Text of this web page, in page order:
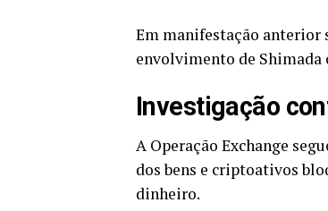
Em manifestação anterior
envolvimento de
Investigação
A Operação Exchange
dos bens e criptoativos
dinheiro.